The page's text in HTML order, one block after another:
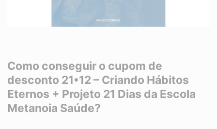
Como conseguir o cupom de
desconto 21•12 – Criando Hábitos
Eternos + Projeto 21 Dias da Escola
Metanoia Saúde?